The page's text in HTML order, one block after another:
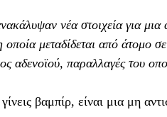
νέα στοιχεία για
μεταδίδεται από άτομο
αδενοϊού, παραλλαγές του
βαμπίρ, είναι μια μη